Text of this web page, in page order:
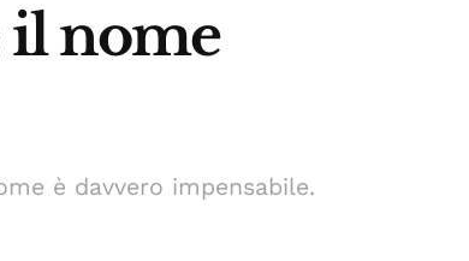
il nome
è davvero impensabile.